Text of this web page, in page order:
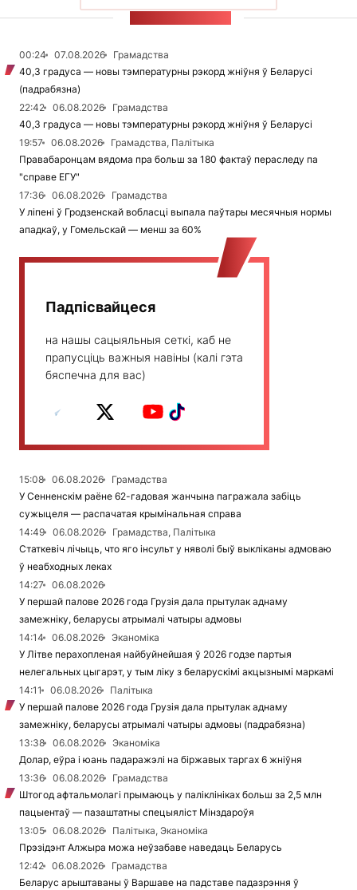
00:24 07.08.2026
Грамадства
40,3 градуса — новы тэмпературны рэкорд жніўня ў Беларусі
(падрабязна)
22:42
06.08.2026
Грамадства
40,3 градуса — новы тэмпературны рэкорд жніўня ў Беларусі
19:57
06.08.2026
Грамадства, Палітыка
Правабаронцам вядома пра больш за 180 фактаў пераследу па
"справе ЕГУ"
17:36
06.08.2026
Грамадства
У ліпені ў Гродзенскай вобласці выпала паўтары месячныя нормы
ападкаў, у Гомельскай — менш за 60%
Падпісвайцеся
на нашы сацыяльныя сеткі, каб не
прапусціць важныя навіны (калі гэта
бяспечна для вас)
15:08 06.08.2026
Грамадства
У Сенненскім раёне 62-гадовая жанчына пагражала забіць
сужыцеля — распачатая крымінальная справа
14:49
06.08.2026
Грамадства, Палітыка
Статкевіч лічыць, что яго інсульт у няволі быў выкліканы адмоваю
ў неабходных леках
14:27
06.08.2026
У першай палове 2026 года Грузія дала прытулак аднаму
замежніку, беларусы атрымалі чатыры адмовы
14:14
06.08.2026
Эканоміка
У Літве перахопленая найбуйнейшая ў 2026 годзе партыя
нелегальных цыгарэт, у тым ліку з беларускімі акцызнымі маркамі
14:11
06.08.2026
Палітыка
У першай палове 2026 года Грузія дала прытулак аднаму
замежніку, беларусы атрымалі чатыры адмовы (падрабязна)
13:38
06.08.2026
Эканоміка
Долар, еўра і юань падаражэлі на біржавых таргах 6 жніўня
13:36
06.08.2026
Грамадства
Штогод афтальмолагі прымаюць у паліклініках больш за 2,5 млн
пацыентаў — пазаштатны спецыяліст Мінздароўя
13:05
06.08.2026
Палітыка, Эканоміка
Прэзідэнт Алжыра можа неўзабаве наведаць Беларусь
12:42
06.08.2026
Грамадства
Беларус арыштаваны ў Варшаве на падставе падазрэння ў